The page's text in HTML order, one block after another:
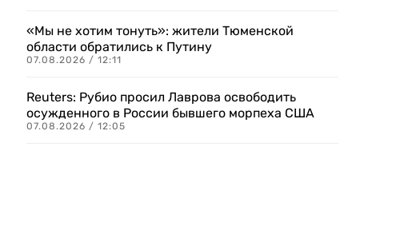
«Мы не хотим тонуть»: жители Тюменской
области обратились к Путину
07.08.2026 / 12:11
Reuters: Рубио просил Лаврова освободить
осужденного в России бывшего морпеха США
07.08.2026 / 12:05